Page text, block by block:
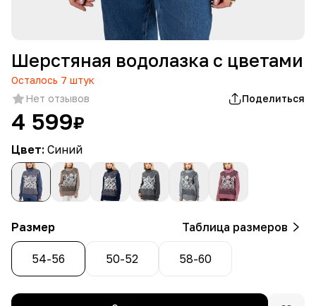
Шерстяная водолазка с цветами
Осталось 7 штук
Нет отзывов
Поделиться
4 599₽
Цвет: Синий
Размер Таблица размеров
54-56 50-52 58-60